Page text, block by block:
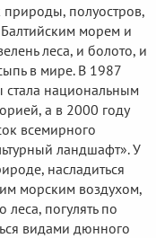
природы, полуостров,
морем и
леса, и болото, и
в мире. В 1987
стала национальным
а в 2000 году
всемирного
ландшафт». У
насладиться
морским воздухом,
погулять по
видами дюнного